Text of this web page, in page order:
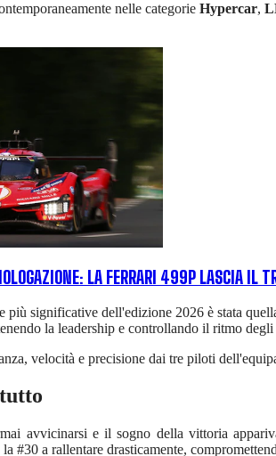
nelle categorie Hypercar,
LA FERRARI 499P LASCIA IL
più significative dell'edizione 2026 è stata
la leadership e controllando il ritmo
velocità e precisione dai tre piloti
avvicinarsi e il sogno della vittoria
la #30 a rallentare drasticamente,